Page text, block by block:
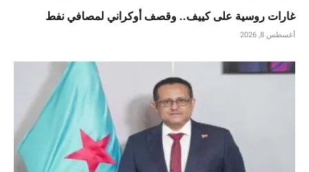
غارات روسية على كييف.. وقصف أوكراني لمصافي نفط
أغسطس 8, 2026